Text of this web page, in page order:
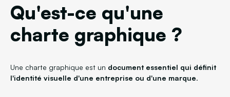
Qu'est-ce qu'une
charte graphique ?
Une charte graphique est un document essentiel qui définit
l'identité visuelle d'une entreprise ou d'une marque.